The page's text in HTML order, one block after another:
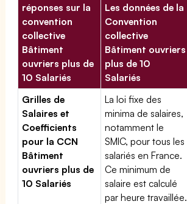
réponses sur la
convention
collective
Bâtiment
ouvriers plus de
10 Salariés
Les données de la
Convention
collective
Bâtiment ouvriers
plus de 10
Salariés
Grilles de
Salaires et
Coefficients
pour la CCN
Bâtiment
ouvriers plus de
10 Salariés
La loi fixe des
minima de salaires,
notamment le
SMIC, pour tous les
salariés en France.
Ce minimum de
salaire est calculé
par heure travaillée.